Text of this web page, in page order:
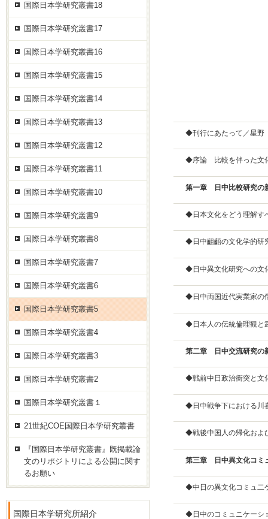
◆刊行にあたって／星
◆序論 比較を伴った文
第一章 日中比較研究の
◆日本文化をどう理解す
◆日中齟齬の文化学的研
◆日中異文化研究への文
◆日中両国近代実業家の
◆日本人の伝統倫理観
第二章 日中交流研究の
◆戦前中日政治衝突と文
◆日中戦争下における
◆戦後中国人の帰化およ
第三章 日中異文化コミ
◆中日の異文化コミュ
◆日中のコミュニケーシ
国際日本学研究叢書18
国際日本学研究叢書17
国際日本学研究叢書16
国際日本学研究叢書15
国際日本学研究叢書14
国際日本学研究叢書13
国際日本学研究叢書12
国際日本学研究叢書11
国際日本学研究叢書10
国際日本学研究叢書9
国際日本学研究叢書8
国際日本学研究叢書7
国際日本学研究叢書6
国際日本学研究叢書5
国際日本学研究叢書4
国際日本学研究叢書3
国際日本学研究叢書2
国際日本学研究叢書１
21世紀COE国際日本学研究叢書
『国際日本学研究叢書』既掲載論
文のリポジトリによる公開に関す
るお願い
国際日本学研究所紹介